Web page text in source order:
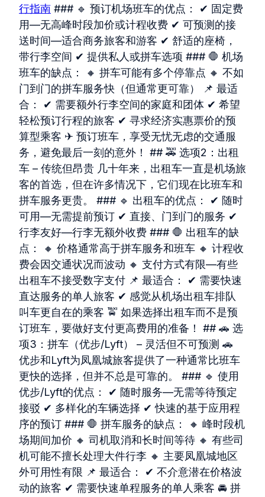
行指南 ### 🔹 预订机场班车的优点： ✔ 固定费
用—无高峰时段加价或计程收费 ✔ 可预测的接
送时间—适合商务旅客和游客 ✔ 舒适的座椅，
带行李空间 ✔ 提供私人或拼车选项 ### 🛑 机场
班车的缺点： 🔸 拼车可能有多个停靠点 🔸 不如
门到门的拼车服务快（但通常更可靠） 📌 最适
合： ✔ 需要额外行李空间的家庭和团体 ✔ 希望
轻松预订行程的旅客 ✔ 寻求经济实惠票价的预
算型乘客 ✈ 预订班车，享受无忧无虑的交通服
务，避免最后一刻的意外！ ## 🚕 选项2：出租
车 – 传统但昂贵 几十年来，出租车一直是机场旅
客的首选，但在许多情况下，它们现在比班车和
拼车服务更贵。 ### 🔹 出租车的优点： ✔ 随时
可用—无需提前预订 ✔ 直接、门到门的服务 ✔
行李友好—行李无额外收费 ### 🛑 出租车的缺
点： 🔸 价格通常高于拼车服务和班车 🔸 计程收
费会因交通状况而波动 🔸 支付方式有限—有些
出租车不接受数字支付 📌 最适合： ✔ 需要快速
直达服务的单人旅客 ✔ 感觉从机场出租车排队
叫车更自在的乘客 🚖 如果选择出租车而不是预
订班车，要做好支付更高费用的准备！ ## 🚗 选
项3：拼车（优步/Lyft） – 灵活但不可预测 🚗
优步和Lyft为凤凰城旅客提供了一种通常比班车
更快的选择，但并不总是可靠的。 ### 🔹 使用
优步/Lyft的优点： ✔ 随时服务—无需等待预定
接驳 ✔ 多样化的车辆选择 ✔ 快速的基于应用程
序的预订 ### 🛑 拼车服务的缺点： 🔸 峰时段机
场期间加价 🔸 司机取消和长时间等待 🔸 有些司
机可能不擅长处理大件行李 🔸 主要凤凰城地区
外可用性有限 📌 最适合： ✔ 不介意潜在价格波
动的旅客 ✔ 需要快速单程服务的单人乘客 🚘 拼